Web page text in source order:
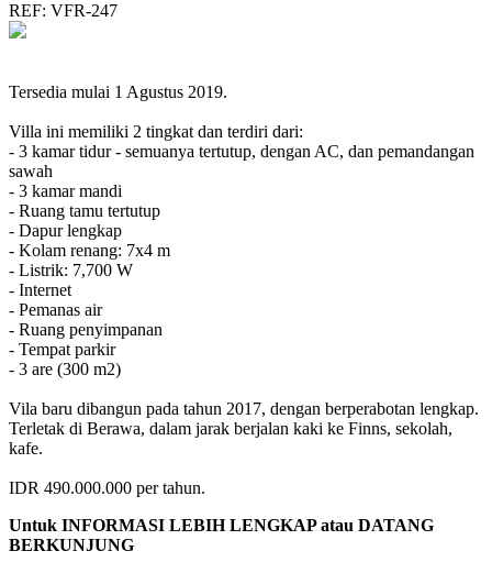
REF: VFR-247
Tersedia mulai 1 Agustus 2019.
Villa ini memiliki 2 tingkat dan terdiri dari:
- 3 kamar tidur - semuanya tertutup, dengan AC, dan pemandangan
sawah
- 3 kamar mandi
- Ruang tamu tertutup
- Dapur lengkap
- Kolam renang: 7x4 m
- Listrik: 7,700 W
- Internet
- Pemanas air
- Ruang penyimpanan
- Tempat parkir
- 3 are (300 m2)
Vila baru dibangun pada tahun 2017, dengan berperabotan lengkap.
Terletak di Berawa, dalam jarak berjalan kaki ke Finns, sekolah,
kafe.
IDR 490.000.000 per tahun.
Untuk INFORMASI LEBIH LENGKAP atau DATANG
BERKUNJUNG